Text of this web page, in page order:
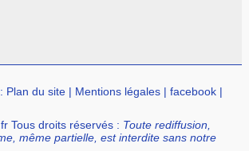
: Plan du site | Mentions légales |facebook |
Tous droits réservés : Toute rediffusion,
même partielle, est interdite sans notre